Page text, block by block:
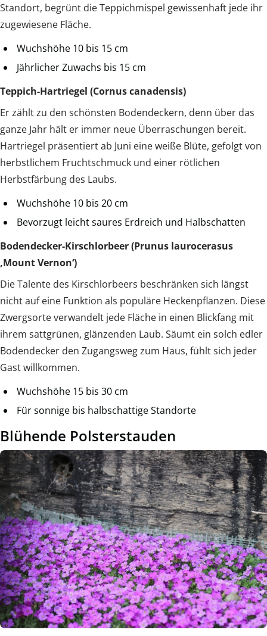
Standort, begrünt die Teppichmispel gewissenhaft jede ihr
zugewiesene Fläche.
Wuchshöhe 10 bis 15 cm
Jährlicher Zuwachs bis 15 cm
Teppich-Hartriegel (Cornus canadensis)
Er zählt zu den schönsten Bodendeckern, denn über das
ganze Jahr hält er immer neue Überraschungen bereit.
Hartriegel präsentiert ab Juni eine weiße Blüte, gefolgt von
herbstlichem Fruchtschmuck und einer rötlichen
Herbstfärbung des Laubs.
Wuchshöhe 10 bis 20 cm
Bevorzugt leicht saures Erdreich und Halbschatten
Bodendecker-Kirschlorbeer (Prunus laurocerasus
‚Mount Vernon‘)
Die Talente des Kirschlorbeers beschränken sich längst
nicht auf eine Funktion als populäre Heckenpflanzen. Diese
Zwergsorte verwandelt jede Fläche in einen Blickfang mit
ihrem sattgrünen, glänzenden Laub. Säumt ein solch edler
Bodendecker den Zugangsweg zum Haus, fühlt sich jeder
Gast willkommen.
Wuchshöhe 15 bis 30 cm
Für sonnige bis halbschattige Standorte
Blühende Polsterstauden